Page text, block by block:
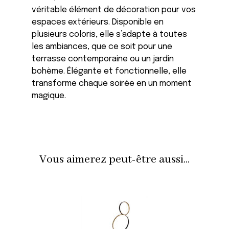
véritable élément de décoration pour vos
espaces extérieurs. Disponible en
plusieurs coloris, elle s’adapte à toutes
les ambiances, que ce soit pour une
terrasse contemporaine ou un jardin
bohème. Élégante et fonctionnelle, elle
transforme chaque soirée en un moment
magique.
Vous aimerez peut-être aussi...